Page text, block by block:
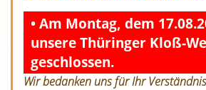
• Am Montag, dem
unsere Thüringer Kloß-
geschlossen.
Wir bedanken uns für Ihr